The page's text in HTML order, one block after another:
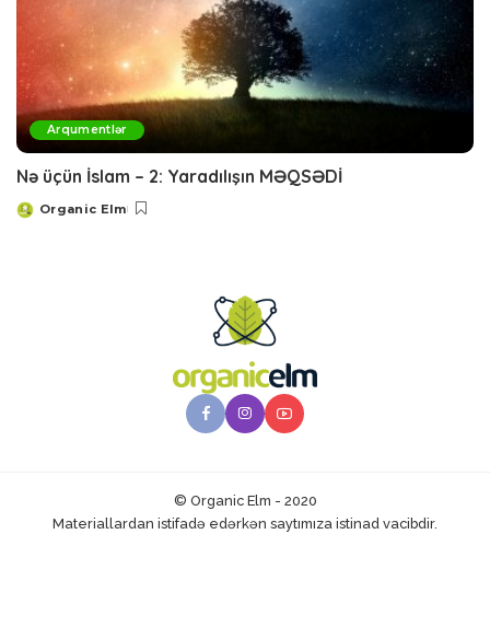
Arqumentlər
Nə üçün İslam – 2: Yaradılışın MƏQSƏDİ
Posted
Organic Elm
© Organic Elm - 2020
Materiallardan istifadə edərkən saytımıza istinad vacibdir.